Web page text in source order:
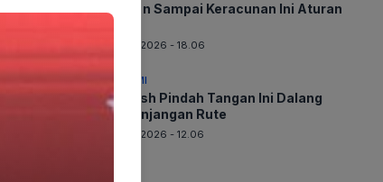
Jangan Sampai Keracunan Ini Aturan
06-08-2026 - 18.06
EKONOMI
Whoosh Pindah Tangan Ini Dalang
Perpanjangan Rute
06-08-2026 - 12.06